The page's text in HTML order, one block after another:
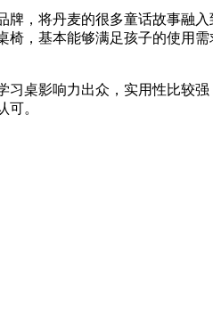
，将丹麦的很多童话故事融入
，基本能够满足孩子的使用
桌影响力出众，实用性比较
。